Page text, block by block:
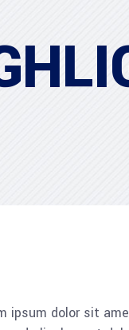
ipsum dolor sit